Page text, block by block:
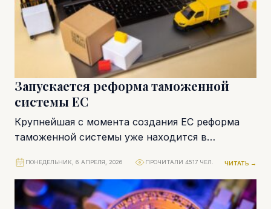
Запускается реформа таможенной
системы ЕС
Крупнейшая с момента создания ЕС реформа
таможенной системы уже находится в
достигли соглашения. В основе...
ПОНЕДЕЛЬНИК, 6 АПРЕЛЯ, 2026 ПРОЧИТАЛИ 4517 ЧЕЛ. ЧИТАТЬ →